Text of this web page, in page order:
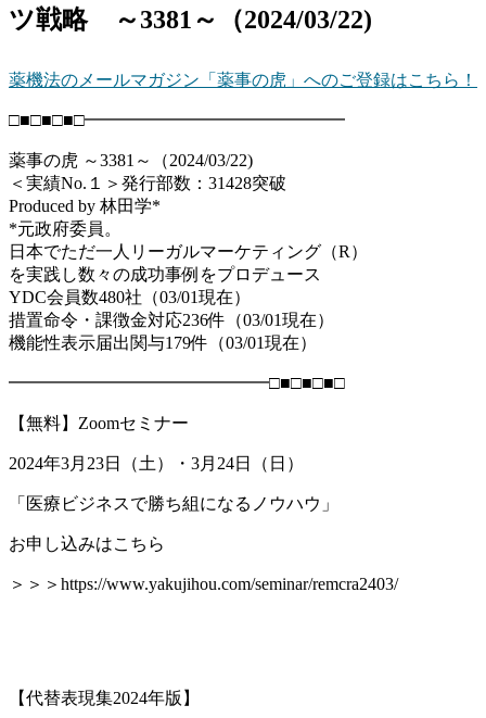
ツ戦略 ～3381～（2024/03/22)
薬機法のメールマガジン「薬事の虎」へのご登録はこちら！
□■□■□■□━━━━━━━━━━━━━━━
薬事の虎 ～3381～（2024/03/22)
＜実績No.１＞発行部数：31428突破
Produced by 林田学*
*元政府委員。
日本でただ一人リーガルマーケティング（R）
を実践し数々の成功事例をプロデュース
YDC会員数480社（03/01現在）
措置命令・課徴金対応236件（03/01現在）
機能性表示届出関与179件（03/01現在）
━━━━━━━━━━━━━━━□■□■□■□
【無料】Zoomセミナー
2024年3月23日（土）・3月24日（日）
「医療ビジネスで勝ち組になるノウハウ」
お申し込みはこちら
＞＞＞https://www.yakujihou.com/seminar/remcra2403/
【代替表現集2024年版】